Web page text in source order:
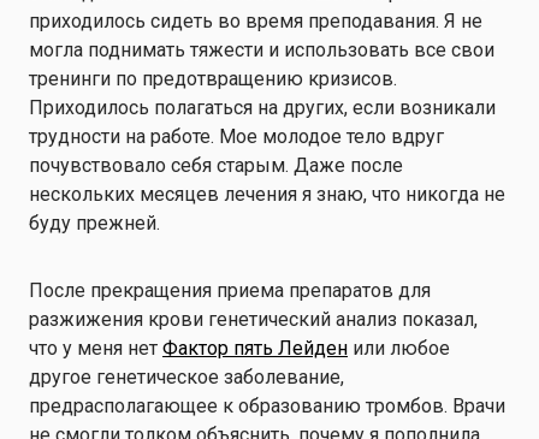
приходилось сидеть во время преподавания. Я не
могла поднимать тяжести и использовать все свои
тренинги по предотвращению кризисов.
Приходилось полагаться на других, если возникали
трудности на работе. Мое молодое тело вдруг
почувствовало себя старым. Даже после
нескольких месяцев лечения я знаю, что никогда не
буду прежней.
После прекращения приема препаратов для
разжижения крови генетический анализ показал,
что у меня нет Фактор пять Лейден или любое
другое генетическое заболевание,
предрасполагающее к образованию тромбов. Врачи